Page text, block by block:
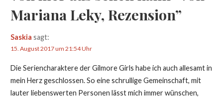
Mariana Leky, Rezension”
Saskia sagt:
15. August 2017 um 21:54 Uhr
Die Seriencharaktere der Gilmore Girls habe ich auch allesamt in
mein Herz geschlossen. So eine schrullige Gemeinschaft, mit
lauter liebenswerten Personen lässt mich immer wünschen,